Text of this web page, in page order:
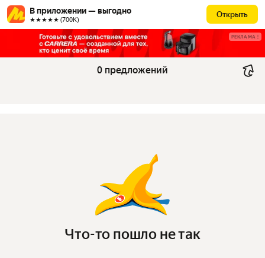
В приложении — выгодно
★★★★★ (700К)
Открыть
РЕКЛАМА
0 предложений
Что-то пошло не так